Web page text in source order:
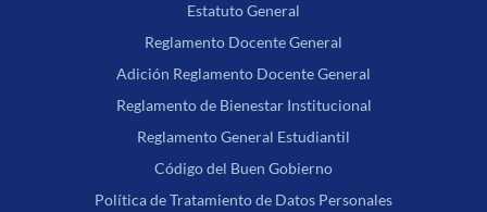
Estatuto General
Reglamento Docente General
Adición Reglamento Docente General
Reglamento de Bienestar Institucional
Reglamento General Estudiantil
Código del Buen Gobierno
Política de Tratamiento de Datos Personales